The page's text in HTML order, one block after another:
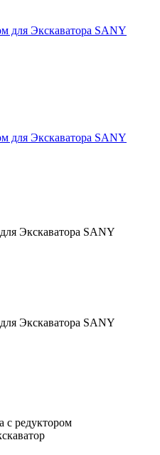
Экскаватора SANY
Экскаватора SANY
с редуктором